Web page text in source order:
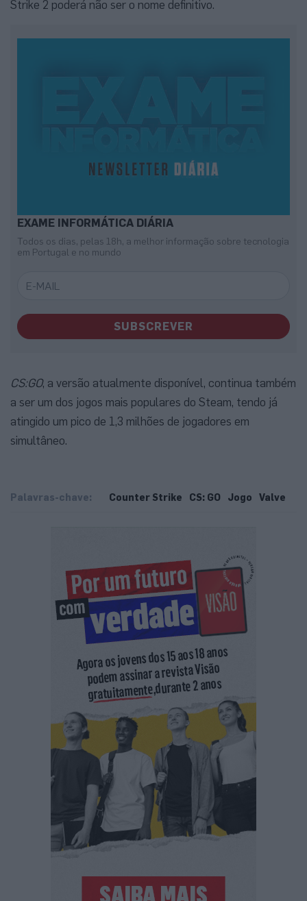
Strike 2 poderá não ser o nome definitivo.
EXAME INFORMÁTICA DIÁRIA
Todos os dias, pelas 18h, a melhor informação sobre tecnologia
em Portugal e no mundo
SUBSCREVER
CS:GO, a versão atualmente disponível, continua também
a ser um dos jogos mais populares do Steam, tendo já
atingido um pico de 1,3 milhões de jogadores em
simultâneo.
Palavras-chave: Counter Strike CS: GO Jogo Valve